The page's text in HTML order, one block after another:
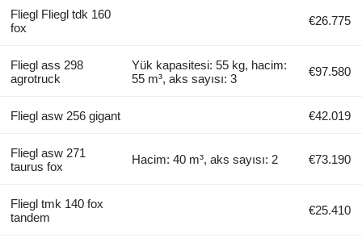
Fliegl Fliegl tdk 160
fox
€26.775
Fliegl ass 298
agrotruck
Yük kapasitesi: 55 kg, hacim:
55 m³, aks sayısı: 3
€97.580
Fliegl asw 256 gigant €42.019
Fliegl asw 271
taurus fox
Hacim: 40 m³, aks sayısı: 2 €73.190
Fliegl tmk 140 fox
tandem
€25.410